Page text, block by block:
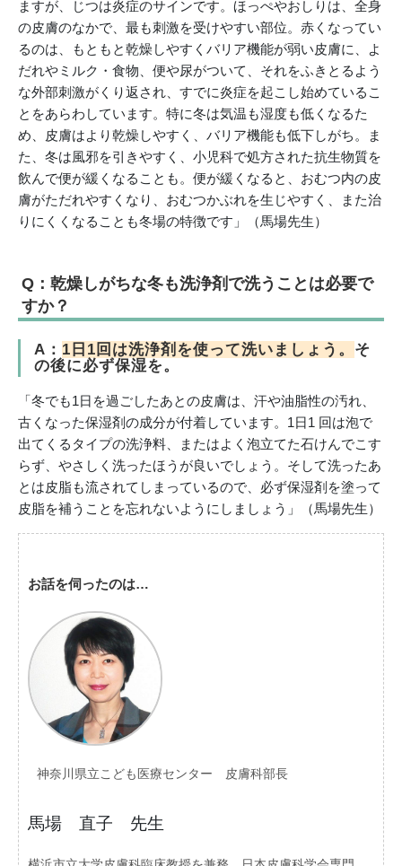
ますが、じつは炎症のサインです。ほっぺやおしりは、全身
の皮膚のなかで、最も刺激を受けやすい部位。赤くなってい
るのは、もともと乾燥しやすくバリア機能が弱い皮膚に、よ
だれやミルク・食物、便や尿がついて、それをふきとるよう
な外部刺激がくり返され、すでに炎症を起こし始めているこ
とをあらわしています。特に冬は気温も湿度も低くなるた
め、皮膚はより乾燥しやすく、バリア機能も低下しがち。ま
た、冬は風邪を引きやすく、小児科で処方された抗生物質を
飲んで便が緩くなることも。便が緩くなると、おむつ内の皮
膚がただれやすくなり、おむつかぶれを生じやすく、また治
りにくくなることも冬場の特徴です」（馬場先生）
Q：乾燥しがちな冬も洗浄剤で洗うことは必要で
すか？
A： 1日1回は洗浄剤を使って洗いましょう。 そ
の後に必ず保湿を。
「冬でも1日を過ごしたあとの皮膚は、汗や油脂性の汚れ、
古くなった保湿剤の成分が付着しています。1日1 回は泡で
出てくるタイプの洗浄料、またはよく泡立てた石けんでこす
らず、やさしく洗ったほうが良いでしょう。そして洗ったあ
とは皮脂も流されてしまっているので、必ず保湿剤を塗って
皮脂を補うことを忘れないようにしましょう」（馬場先生）
お話を伺ったのは…
神奈川県立こども医療センター 皮膚科部長
馬場 直子 先生